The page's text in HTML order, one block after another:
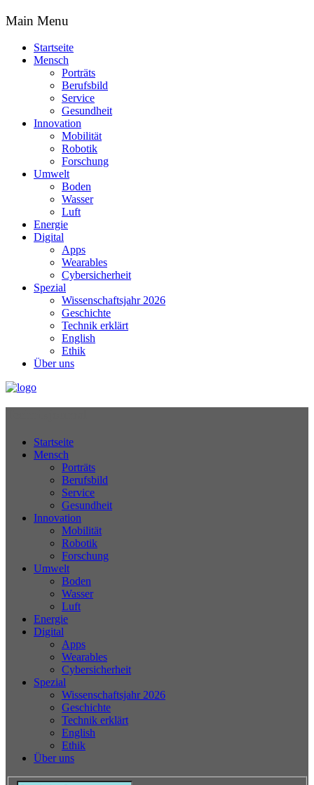
Main Menu
Startseite
Mensch
Porträts
Berufsbild
Service
Gesundheit
Innovation
Mobilität
Robotik
Forschung
Umwelt
Boden
Wasser
Luft
Energie
Digital
Apps
Wearables
Cybersicherheit
Spezial
Wissenschaftsjahr 2026
Geschichte
Technik erklärt
English
Ethik
Über uns
Startseite
Mensch
Porträts
Berufsbild
Service
Gesundheit
Innovation
Mobilität
Robotik
Forschung
Umwelt
Boden
Wasser
Luft
Energie
Digital
Apps
Wearables
Cybersicherheit
Spezial
Wissenschaftsjahr 2026
Geschichte
Technik erklärt
English
Ethik
Über uns